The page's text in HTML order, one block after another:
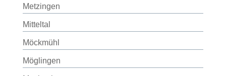
Metzingen
Mitteltal
Möckmühl
Möglingen